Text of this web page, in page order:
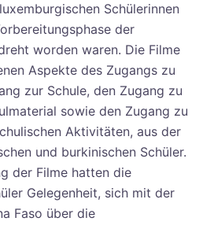
Schülerinnen
der
worden waren. Die Filme
Aspekte des Zugangs zu
zur Schule, den Zugang zu
sowie den Zugang zu
Aktivitäten, aus der
und burkinischen Schüler.
der Filme hatten die
Gelegenheit, sich mit der
Faso über die